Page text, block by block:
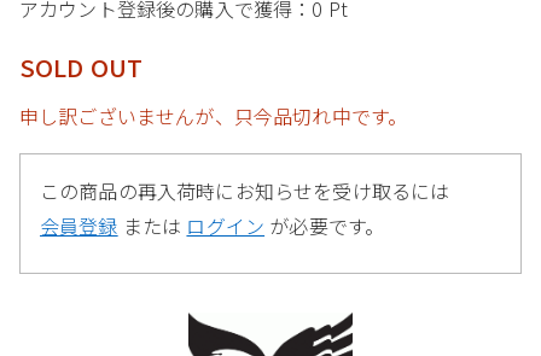
アカウント登録後の購入で獲得： 0 Pt
SOLD OUT
申し訳ございませんが、只今品切れ中です。
この商品の再入荷時にお知らせを受け取るには
会員登録 または ログイン が必要です。